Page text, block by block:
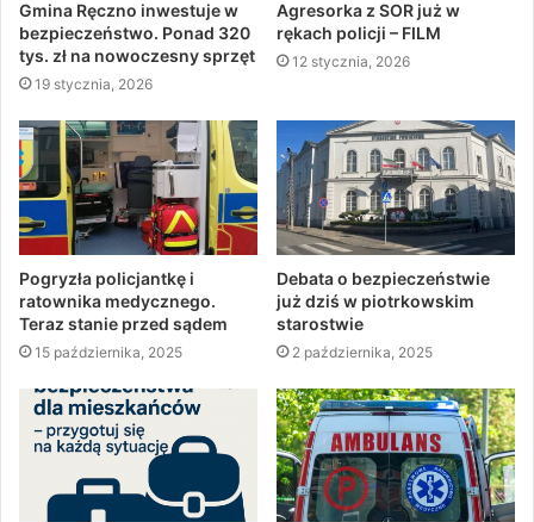
Gmina Ręczno inwestuje w
bezpieczeństwo. Ponad 320
tys. zł na nowoczesny sprzęt
19 stycznia, 2026
Agresorka z SOR już w
rękach policji – FILM
12 stycznia, 2026
Pogryzła policjantkę i
ratownika medycznego.
Teraz stanie przed sądem
15 października, 2025
Debata o bezpieczeństwie
już dziś w piotrkowskim
starostwie
2 października, 2025